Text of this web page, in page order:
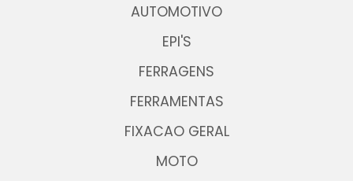
AUTOMOTIVO
EPI'S
FERRAGENS
FERRAMENTAS
FIXACAO GERAL
MOTO